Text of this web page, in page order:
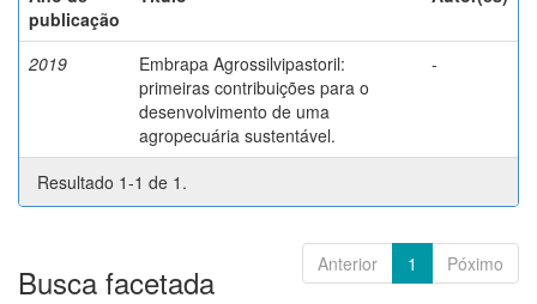
publicação
2019
Embrapa Agrossilvipastoril:
primeiras contribuições para o
desenvolvimento de uma
agropecuária sustentável.
-
Resultado 1-1 de 1.
Anterior 1 Póximo
Busca facetada